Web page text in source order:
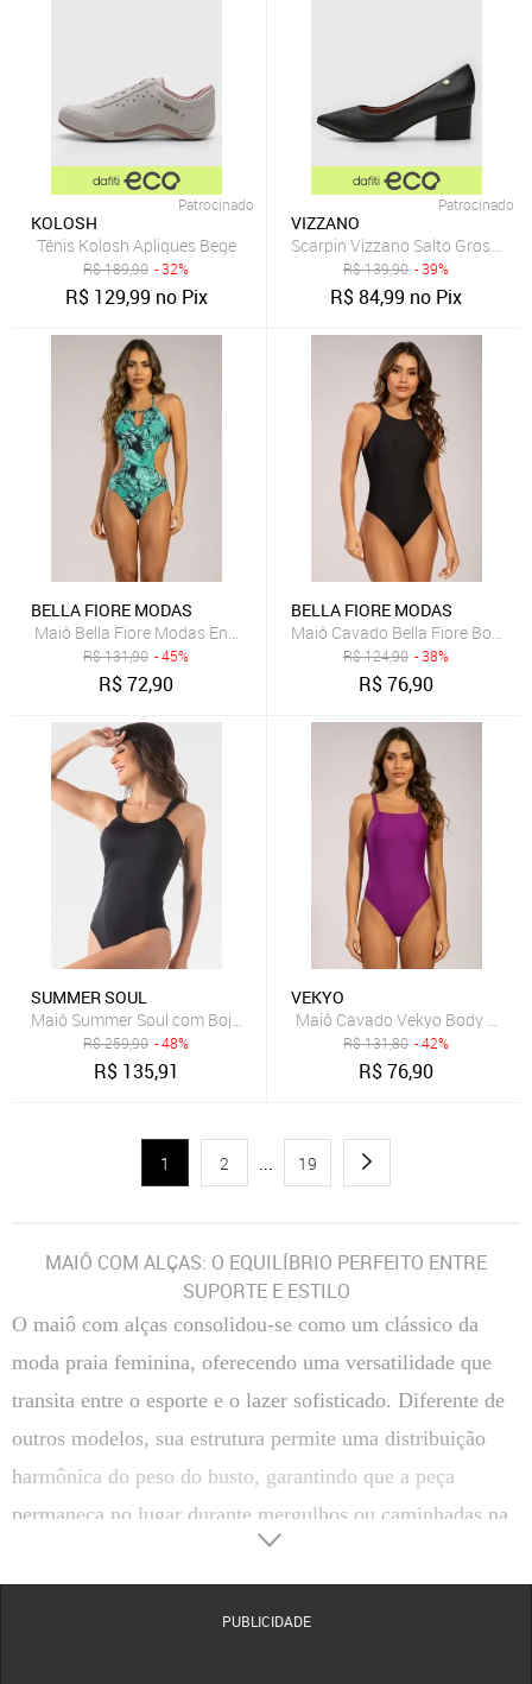
Patrocinado
KOLOSH
Tênis Kolosh Apliques Bege
R$189,90 - 32%
R$ 129,99 no Pix
Patrocinado
VIZZANO
Scarpin Vizzano Salto Grosso
R$139,90 - 39%
R$84,99 no Pix
BELLA FIORE MODAS
Maiô Bella Fiore Modas Engana Mamãe Jéssica Estampado Verde
R$131,90 - 45%
R$72,90
BELLA FIORE MODAS
Maiô Cavado Bella Fiore Body
R$124,90 - 38%
R$76,90
SUMMER SOUL
Maiô Summer Soul com Bojo Preto
R$259,90 - 48%
R$ 135,91
VEKYO
Maiô Cavado Vekyo Body
R$131,80 - 42%
R$76,90
1 2 ... 19
MAIÔ COM ALÇAS: O EQUILÍBRIO PERFEITO ENTRE
SUPORTE E ESTILO
O maiô com alças consolidou-se como um clássico da
moda praia feminina, oferecendo uma versatilidade que
transita entre o esporte e o lazer sofisticado. Diferente de
outros modelos, sua estrutura permite uma distribuição
harmônica do peso do busto, garantindo que a peça
permaneça no lugar durante mergulhos ou caminhadas na
areia. É a escolha ideal para mulheres que priorizam a
liberdade de movimento sem abdicar das tendências atuais
PUBLICIDADE